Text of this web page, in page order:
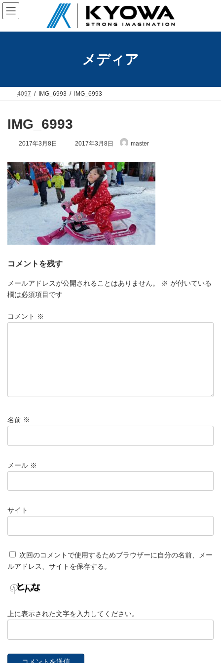
コ
ン
テ
ン
ナ
ビ
ゲ
ー
メディア
4097 IMG_6993 IMG_6993
IMG_6993
2017年3月8日
最
新
日
時
:
2017年3月8日 master
コメントを残す
メールアドレスが公開されることはありません。 ※ が付いている
欄は必須項目です
コメント ※
名前 ※
メール ※
サイト
次回のコメントで使用するためブラウザーに自分の名前、メー
ルアドレス、サイトを保存する。
上に表示された文字を入力してください。